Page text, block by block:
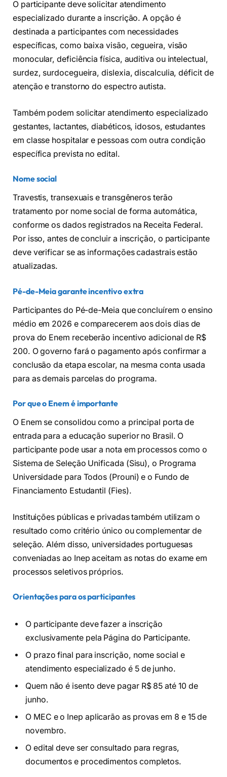
O participante deve solicitar atendimento
especializado durante a inscrição. A opção é
destinada a participantes com necessidades
específicas, como baixa visão, cegueira, visão
monocular, deficiência física, auditiva ou intelectual,
surdez, surdocegueira, dislexia, discalculia, déficit de
atenção e transtorno do espectro autista.
Também podem solicitar atendimento especializado
gestantes, lactantes, diabéticos, idosos, estudantes
em classe hospitalar e pessoas com outra condição
específica prevista no edital.
Nome social
Travestis, transexuais e transgêneros terão
tratamento por nome social de forma automática,
conforme os dados registrados na Receita Federal.
Por isso, antes de concluir a inscrição, o participante
deve verificar se as informações cadastrais estão
atualizadas.
Pé-de-Meia garante incentivo extra
Participantes do Pé-de-Meia que concluírem o ensino
médio em 2026 e comparecerem aos dois dias de
prova do Enem receberão incentivo adicional de R$
200. O governo fará o pagamento após confirmar a
conclusão da etapa escolar, na mesma conta usada
para as demais parcelas do programa.
Por que o Enem é importante
O Enem se consolidou como a principal porta de
entrada para a educação superior no Brasil. O
participante pode usar a nota em processos como o
Sistema de Seleção Unificada (Sisu), o Programa
Universidade para Todos (Prouni) e o Fundo de
Financiamento Estudantil (Fies).
Instituições públicas e privadas também utilizam o
resultado como critério único ou complementar de
seleção. Além disso, universidades portuguesas
conveniadas ao Inep aceitam as notas do exame em
processos seletivos próprios.
Orientações para os participantes
O participante deve fazer a inscrição
exclusivamente pela Página do Participante.
O prazo final para inscrição, nome social e
atendimento especializado é 5 de junho.
Quem não é isento deve pagar R$ 85 até 10 de
junho.
O MEC e o Inep aplicarão as provas em 8 e 15 de
novembro.
O edital deve ser consultado para regras,
documentos e procedimentos completos.